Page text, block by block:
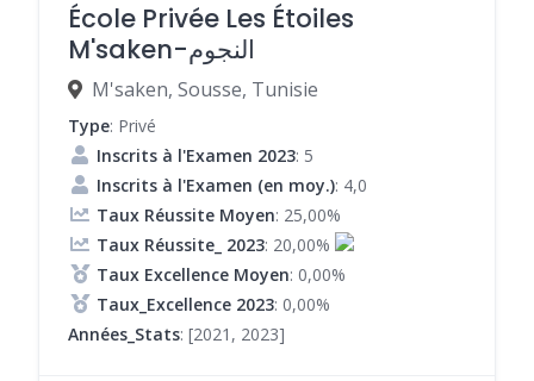
École Privée Les Étoiles
M'saken-النجوم
M'saken, Sousse, Tunisie
Type: Privé
Inscrits à l'Examen 2023: 5
Inscrits à l'Examen (en moy.): 4,0
Taux Réussite Moyen: 25,00%
Taux Réussite_ 2023: 20,00%
Taux Excellence Moyen: 0,00%
Taux_Excellence 2023: 0,00%
Années_Stats: [2021, 2023]